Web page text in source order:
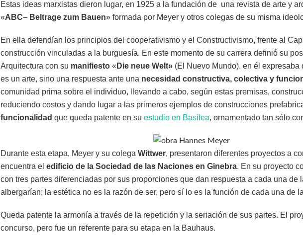
Estas ideas marxistas dieron lugar, en 1925 a la fundación de una revista de arte y
«ABC– Beltrage zum Bauen» formada por Meyer y otros colegas de su misma
En ella defendían los principios del cooperativismo y el Constructivismo, frente al
construcción vinculadas a la burguesía. En este momento de su carrera definió su
Arquitectura con su manifiesto « Die neue Welt» (El Nuevo Mundo), en él expresaba
es un arte, sino una respuesta ante una necesidad constructiva, colectiva y
comunidad prima sobre el individuo, llevando a cabo, según estas premisas,
reduciendo costos y dando lugar a las primeros ejemplos de construcciones
funcionalidad que queda patente en su estudio en Basilea, ornamentado tan sólo
Durante esta etapa, Meyer y su colega Wittwer, presentaron diferentes proyectos a
encuentra el edificio de la Sociedad de las Naciones en Ginebra. En su proyecto
con tres partes diferenciadas por sus proporciones que dan respuesta a cada una de
albergarían; la estética no es la razón de ser, pero sí lo es la función de cada una de
Queda patente la armonía a través de la repetición y la seriación de sus partes. El
concurso, pero fue un referente para su etapa en la Bauhaus.